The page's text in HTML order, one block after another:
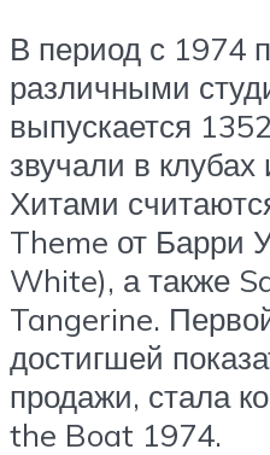
В период с 1974
различными
выпускается
звучали в клубах
Хитами
Theme от Барри
White), а также
Tangerine.
достигшей
продажи, стала
the Boat 1974.